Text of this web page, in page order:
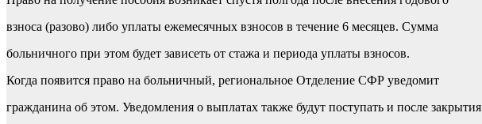
взноса (разово) либо уплаты ежемесячных взносов в течение 6 месяцев. Сумма
больничного при этом будет зависеть от стажа и периода уплаты взносов.
Когда появится право на больничный, региональное Отделение СФР уведомит
гражданина об этом. Уведомления о выплатах также будут поступать и после закрытия